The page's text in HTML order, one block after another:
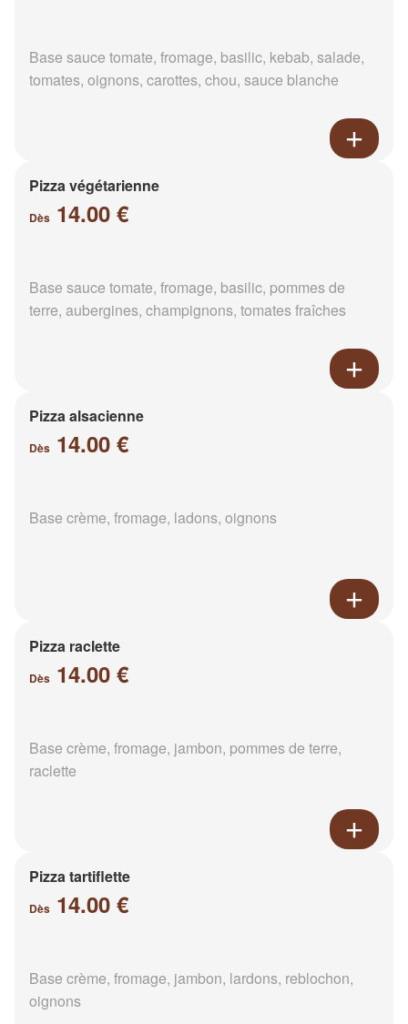
Base sauce tomate, fromage, basilic, kebab, salade,
tomates, oignons, carottes, chou, sauce blanche
Pizza végétarienne
Dès 14.00 €
Base sauce tomate, fromage, basilic, pommes de
terre, aubergines, champignons, tomates fraîches
Pizza alsacienne
Dès 14.00 €
Base crème, fromage, ladons, oignons
Pizza raclette
Dès 14.00 €
Base crème, fromage, jambon, pommes de terre,
raclette
Pizza tartiflette
Dès 14.00 €
Base crème, fromage, jambon, lardons, reblochon,
oignons